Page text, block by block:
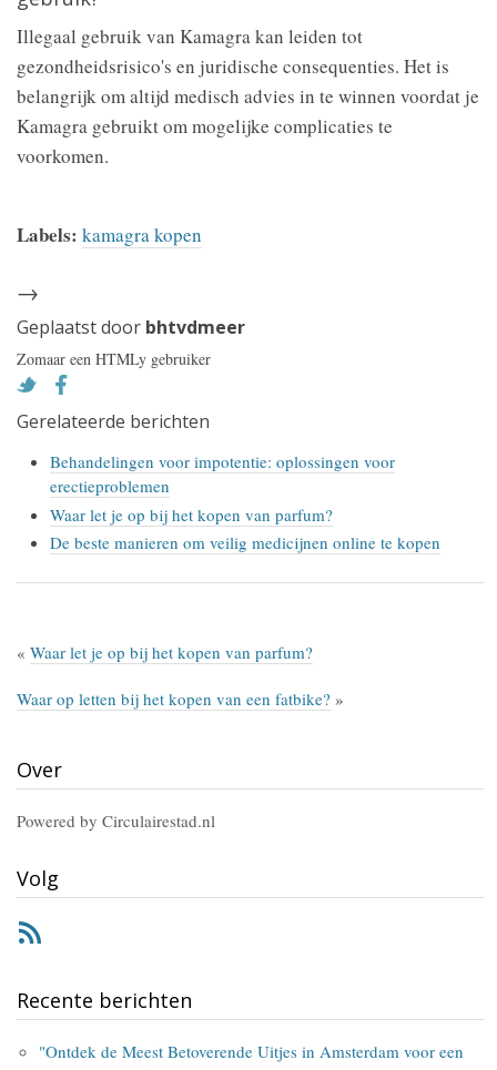
Illegaal gebruik van Kamagra kan leiden tot
gezondheidsrisico's en juridische consequenties. Het is
belangrijk om altijd medisch advies in te winnen voordat je
Kamagra gebruikt om mogelijke complicaties te
voorkomen.
Labels: kamagra kopen
→
Geplaatst door bhtvdmeer
Zomaar een HTMLy gebruiker
Gerelateerde berichten
Behandelingen voor impotentie: oplossingen voor
erectieproblemen
Waar let je op bij het kopen van parfum?
De beste manieren om veilig medicijnen online te kopen
« Waar let je op bij het kopen van parfum?
Waar op letten bij het kopen van een fatbike? »
Over
Powered by Circulairestad.nl
Volg
Recente berichten
"Ontdek de Meest Betoverende Uitjes in Amsterdam voor een